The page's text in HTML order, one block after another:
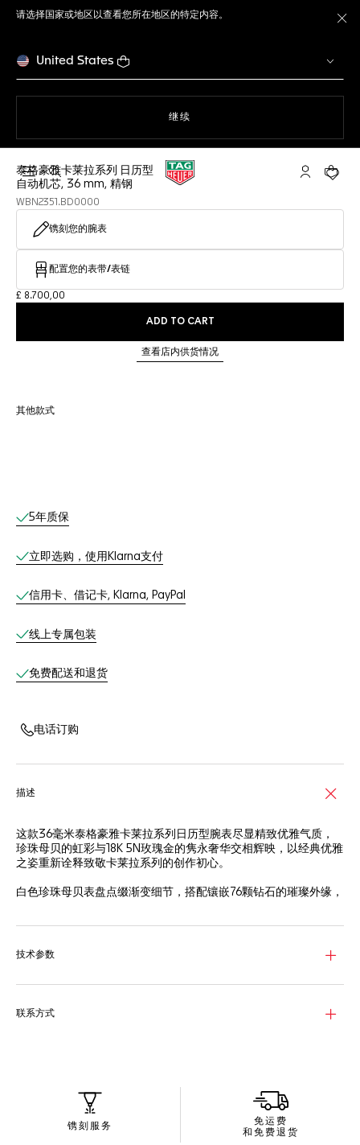
请选择国家或地区以查看您所在地区的特定内容。
United States
继续
打开搜索 My TAG您的
泰格豪雅卡莱拉系列 日历型
自动机芯, 36 mm, 精钢
WBN2351.BD0000
镌刻您的腕表
配置您的表带/表链
£ 8.700,00
ADD TO CART
查看店内供货情况
其他款式
线上服务
5年质保
立即选购，使用Klarna支付
信用卡、借记卡, Klarna, PayPal
线上专属包装
免费配送和退货
电话订购
描述
这款36毫米泰格豪雅卡莱拉系列日历型腕表尽显精致优雅气质，
珍珠母贝的虹彩与18K 5N玫瑰金的隽永奢华交相辉映，以经典优雅
之姿重新诠释致敬卡莱拉系列的创作初心。
白色珍珠母贝表盘点缀渐变细节，搭配镶嵌76颗钻石的璀璨外缘，
表壳经细腻拉丝和抛光处理，与符合人体工学的标志性H形细腻拉
丝和抛光精钢及18K 5N玫瑰金表链浑然一体，尽显刚劲质感与雅致
腕表内部搭载Calibre 7自动机芯，具备42小时动力储存，精准计
技术参数
联系方式
镌刻服务
免运费
和免费退货